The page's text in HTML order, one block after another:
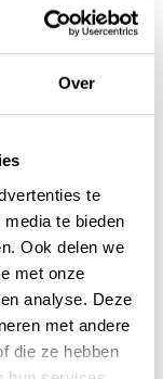
Over
te
te bieden
Ook delen we
met onze
analyse. Deze
met andere
die ze hebben